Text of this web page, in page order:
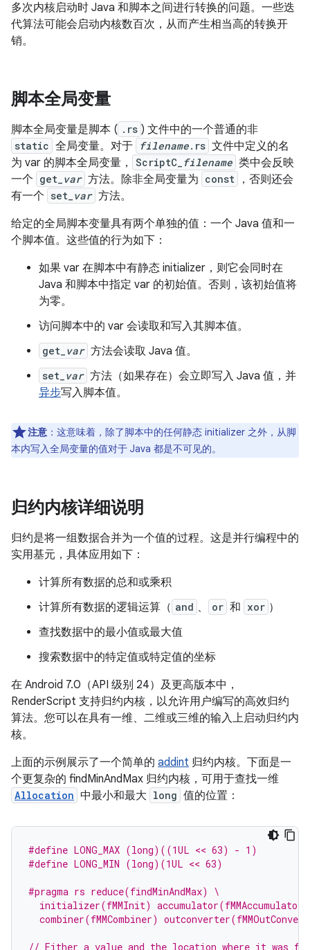
多次内核启动时 Java 和脚本之间进行转换的问题。一些迭
代算法可能会启动内核数百次，从而产生相当高的转换开
销。
脚本全局变量
脚本全局变量是脚本 ( .rs ) 文件中的一个普通的非
static 全局变量。 对于 filename.rs 文件中定义的名
为 var 的脚本全局变量，
ScriptC_ filename 类中会反映
一个 get_ var 方法。 除非全局变量为 const
，否则还会
有一个 set_ var 方法。
给定的全局脚本变量具有两个单独的值：一个 Java 值和一
个脚本值。 这些值的行为如下：
如果 var 在脚本中有静态 initializer，则它会同时在
Java 和脚本中指定 var 的初始值。 否则，该初始值将
为零。
访问脚本中的 var 会读取和写入其脚本值。
get_ var 方法会读取 Java 值。
set_ var 方法（如果存在）会立即写入 Java 值，并
异步写入脚本值。
注意 ：这意味着，除了脚本中的任何静态 initializer 之外，从脚
本内写入全局变量的值对于 Java 都是不可见的。
归约内核详细说明
归约是将一组数据合并为一个值的过程。 这是并行编程中的
实用基元，具体应用如下：
计算所有数据的总和或乘积
计算所有数据的逻辑运算（ and 、 or 和 xor ）
查找数据中的最小值或最大值
搜索数据中的特定值或特定值的坐标
在 Android 7.0（API 级别 24）及更高版本中，
RenderScript 支持归约内核，以允许用户编写的高效归约
算法。 您可以在具有一维、二维或三维的输入上启动归约内
核。
上面的示例展示了一个简单的 addint 归约内核。下面是一
个更复杂的 findMinAndMax 归约内核，可用于查找一维
Allocation 中最小和最大 long 值的位置：
#define LONG_MAX (long)((1UL << 63) - 1)
#define LONG_MIN (long)(1UL << 63)
#pragma rs reduce(findMinAndMax) \
initializer(fMMInit)
combiner(fMMCombiner)
// Either a value and the location where it was